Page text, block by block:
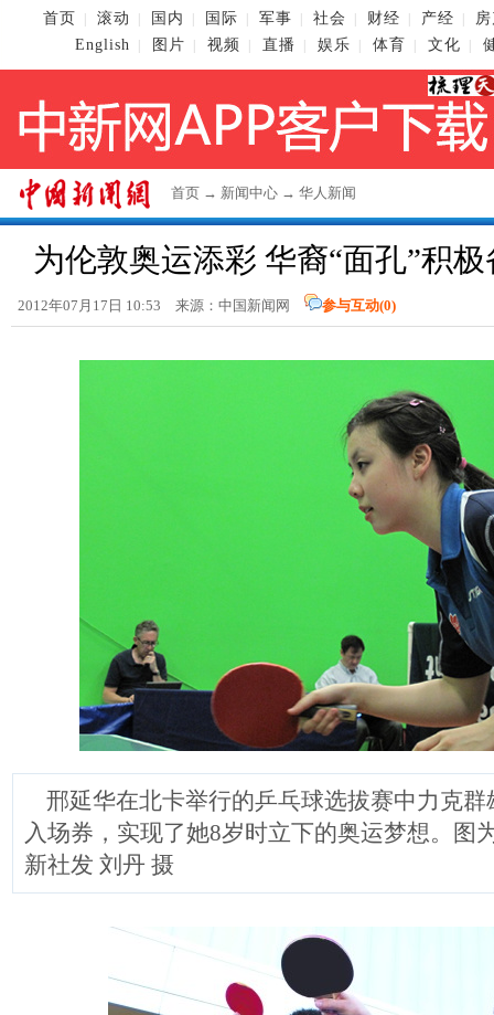
首页 滚动 国内 国际 军事 社会 财经 产经
English
图片 视频 直播 娱乐 体育 文化
首页 → 新闻中心 → 华人新闻
为伦敦奥运添彩 华裔“面孔”积
2012年07月17日 10:53 来源： 中国新闻网 参与互动(0)
邢延华在北卡举行的乒乓球选拔赛中力克群
入场券，实现了她8岁时立下的奥运梦想。图
新社发 刘丹 摄